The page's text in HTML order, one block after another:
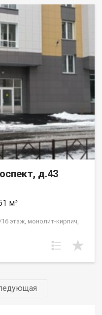
д.43
м²
этаж, монолит-кирпич,